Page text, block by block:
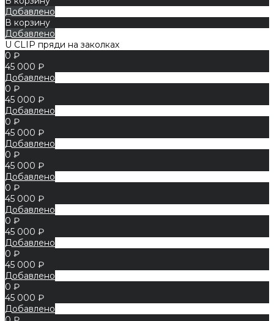
Добавлено
В корзину
Добавлено
U CLIP пряди на заколках
0 ₽
45 000 ₽
Добавлено
0 ₽
45 000 ₽
Добавлено
0 ₽
45 000 ₽
Добавлено
0 ₽
45 000 ₽
Добавлено
0 ₽
45 000 ₽
Добавлено
0 ₽
45 000 ₽
Добавлено
0 ₽
45 000 ₽
Добавлено
0 ₽
45 000 ₽
Добавлено